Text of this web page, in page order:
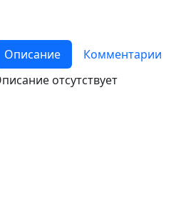
Описание
Комментарии
отсутствует